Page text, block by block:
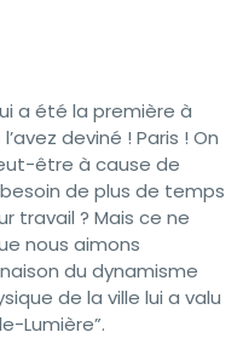
a été la première à
deviné ! Paris ! On
être à cause de
de plus de temps
travail ? Mais ce ne
nous aimons
du dynamisme
de la ville lui a valu
Lumière”.